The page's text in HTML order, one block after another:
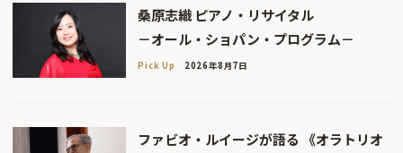
桑原志織 ピアノ・リサイタル
－オール・ショパン・プログラム－
Pick Up 2026年8月7日
ファビオ・ルイージが語る 《オラトリオ